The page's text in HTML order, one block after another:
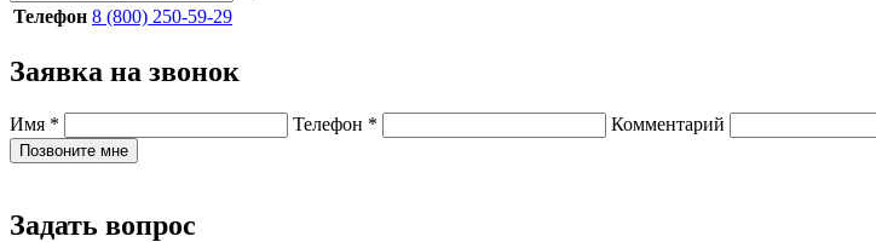
Телефон 8 (800) 250-59-29
Заявка на звонок
Имя * Телефон * Комментарий
Позвоните мне
Задать вопрос